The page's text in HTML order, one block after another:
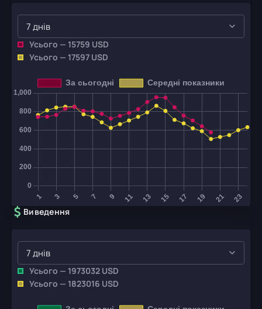
Усього — 15759 USD
Усього — 17597 USD
7 днів
Виведення
Усього — 1973032 USD
Усього — 1823016 USD
7 днів